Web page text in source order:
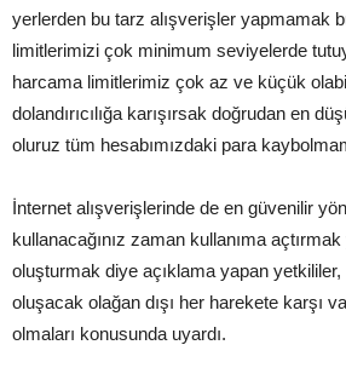
yerlerden bu tarz alışverişler yapmamak
limitlerimizi çok minimum seviyelerde
harcama limitlerimiz çok az ve küçük
dolandırıcılığa karışırsak doğrudan en
oluruz tüm hesabımızdaki para
İnternet alışverişlerinde de en güvenilir
kullanacağınız zaman kullanıma
oluşturmak diye açıklama yapan yetkililer,
oluşacak olağan dışı her harekete karşı
olmaları konusunda uyardı.